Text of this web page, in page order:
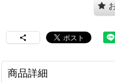
商品詳細